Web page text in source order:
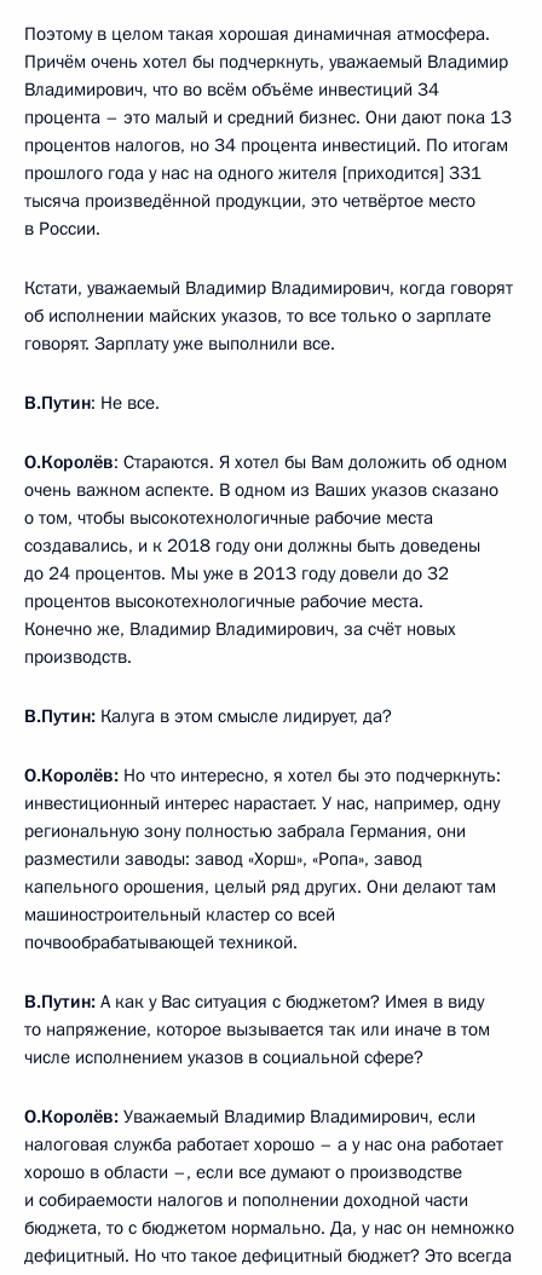
Поэтому в целом такая хорошая динамичная атмосфера.
Причём очень хотел бы подчеркнуть, уважаемый Владимир
Владимирович, что во всём объёме инвестиций 34
процента – это малый и средний бизнес. Они дают пока 13
процентов налогов, но 34 процента инвестиций. По итогам
прошлого года у нас на одного жителя [приходится] 331
тысяча произведённой продукции, это четвёртое место
в России.
Кстати, уважаемый Владимир Владимирович, когда говорят
об исполнении майских указов, то все только о зарплате
говорят. Зарплату уже выполнили все.
В.Путин: Не все.
О.Королёв: Стараются. Я хотел бы Вам доложить об одном
очень важном аспекте. В одном из Ваших указов сказано
о том, чтобы высокотехнологичные рабочие места
создавались, и к 2018 году они должны быть доведены
до 24 процентов. Мы уже в 2013 году довели до 32
процентов высокотехнологичные рабочие места.
Конечно же, Владимир Владимирович, за счёт новых
производств.
В.Путин: Калуга в этом смысле лидирует, да?
О.Королёв: Но что интересно, я хотел бы это подчеркнуть:
инвестиционный интерес нарастает. У нас, например, одну
региональную зону полностью забрала Германия, они
разместили заводы: завод «Хорш», «Ропа», завод
капельного орошения, целый ряд других. Они делают там
машиностроительный кластер со всей
почвообрабатывающей техникой.
В.Путин: А как у Вас ситуация с бюджетом? Имея в виду
то напряжение, которое вызывается так или иначе в том
числе исполнением указов в социальной сфере?
О.Королёв: Уважаемый Владимир Владимирович, если
налоговая служба работает хорошо – а у нас она работает
хорошо в области –, если все думают о производстве
и собираемости налогов и пополнении доходной части
бюджета, то с бюджетом нормально. Да, у нас он немножко
дефицитный. Но что такое дефицитный бюджет? Это всегда